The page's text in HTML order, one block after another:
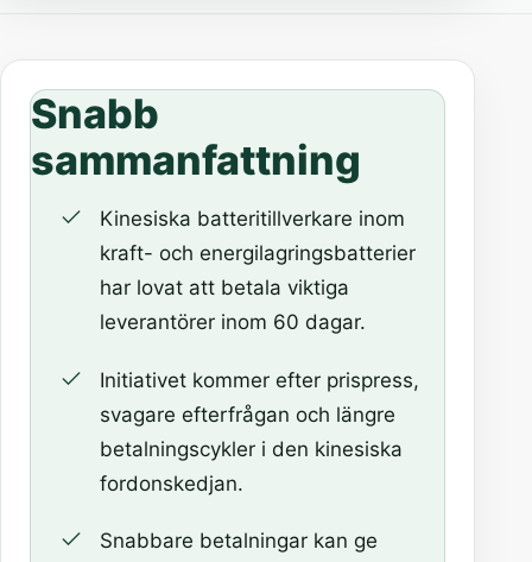
Snabb
sammanfattning
Kinesiska batteritillverkare inom
kraft- och energilagringsbatterier
har lovat att betala viktiga
leverantörer inom 60 dagar.
Initiativet kommer efter prispress,
svagare efterfrågan och längre
betalningscykler i den kinesiska
fordonskedjan.
Snabbare betalningar kan ge